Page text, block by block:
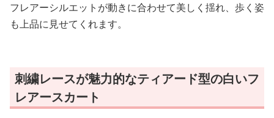
フレアーシルエットが動きに合わせて美しく揺れ、歩く姿
も上品に見せてくれます。
刺繍レースが魅力的なティアード型の白いフ
レアースカート